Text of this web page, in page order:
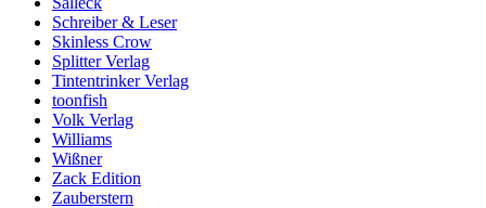
Schreiber & Leser
Skinless Crow
Splitter Verlag
Tintentrinker Verlag
toonfish
Volk Verlag
Williams
Wißner
Zack Edition
Zauberstern